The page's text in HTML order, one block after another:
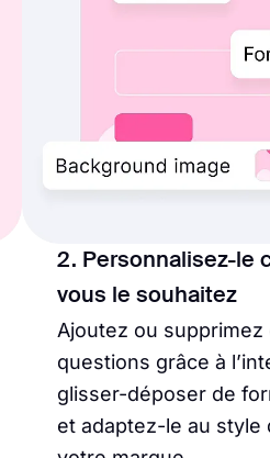
2. Personnalisez-le
vous le souhaitez
Ajoutez ou supprimez
questions grâce à
glisser-déposer de
et adaptez-le au style